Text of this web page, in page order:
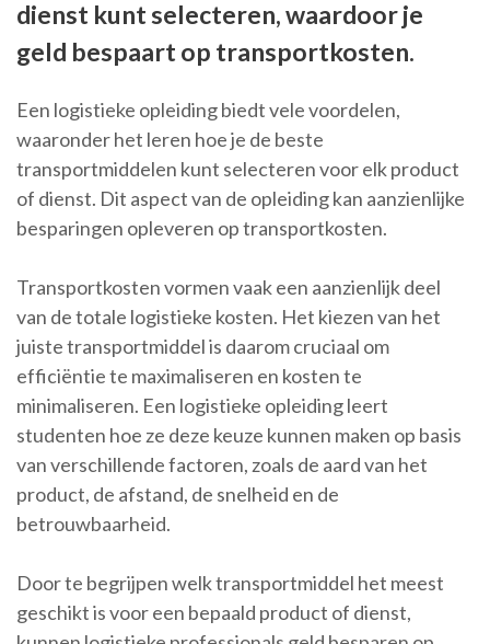
dienst kunt selecteren, waardoor je
geld bespaart op transportkosten.
Een logistieke opleiding biedt vele voordelen,
waaronder het leren hoe je de beste
transportmiddelen kunt selecteren voor elk product
of dienst. Dit aspect van de opleiding kan aanzienlijke
besparingen opleveren op transportkosten.
Transportkosten vormen vaak een aanzienlijk deel
van de totale logistieke kosten. Het kiezen van het
juiste transportmiddel is daarom cruciaal om
efficiëntie te maximaliseren en kosten te
minimaliseren. Een logistieke opleiding leert
studenten hoe ze deze keuze kunnen maken op basis
van verschillende factoren, zoals de aard van het
product, de afstand, de snelheid en de
betrouwbaarheid.
Door te begrijpen welk transportmiddel het meest
geschikt is voor een bepaald product of dienst,